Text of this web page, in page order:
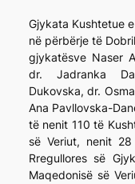
Gjykata Kushtetue
në përbërje të
gjykatësve Naser
dr. Jadranka
Dukovska, dr.
Ana Pavllovska-
të nenit 110 të
së Veriut, nenit
Rregullores së
Maqedonisë së